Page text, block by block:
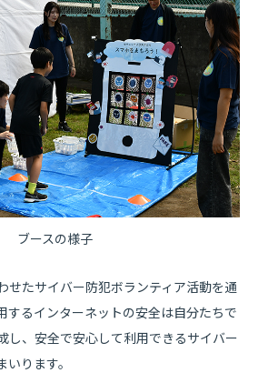
ブースの様子
せたサイバー防犯ボランティア活動を通
するインターネットの安全は自分たちで
し、安全で安心して利用できるサイバー
ります。